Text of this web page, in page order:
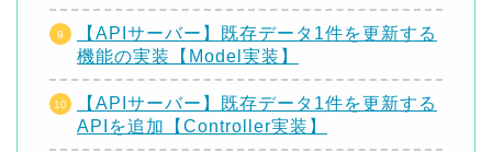
【APIサーバー】既存データ1件を更新する
機能の実装【Model実装】
【APIサーバー】既存データ1件を更新する
APIを追加【Controller実装】